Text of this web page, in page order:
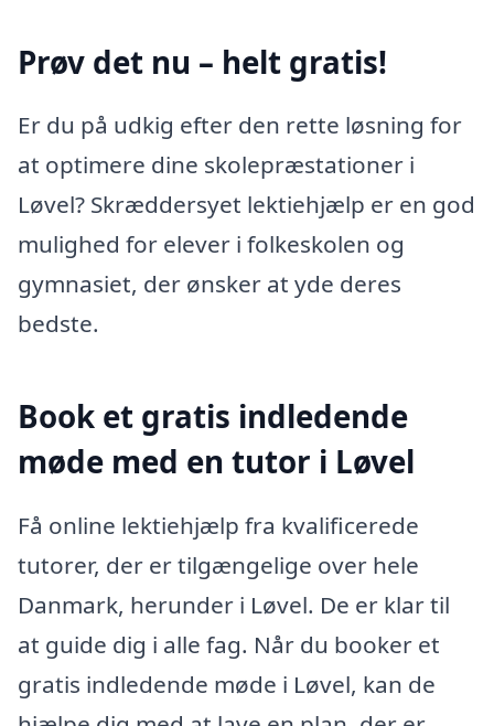
Prøv det nu – helt gratis!
Er du på udkig efter den rette løsning for
at optimere dine skolepræstationer i
Løvel? Skræddersyet lektiehjælp er en god
mulighed for elever i folkeskolen og
gymnasiet, der ønsker at yde deres
bedste.
Book et gratis indledende
møde med en tutor i Løvel
Få online lektiehjælp fra kvalificerede
tutorer, der er tilgængelige over hele
Danmark, herunder i Løvel. De er klar til
at guide dig i alle fag. Når du booker et
gratis indledende møde i Løvel, kan de